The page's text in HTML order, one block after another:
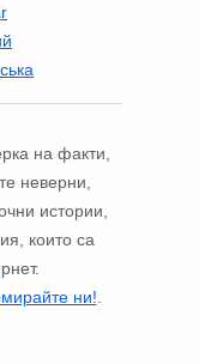
на факти,
неверни,
истории,
които са
ни!